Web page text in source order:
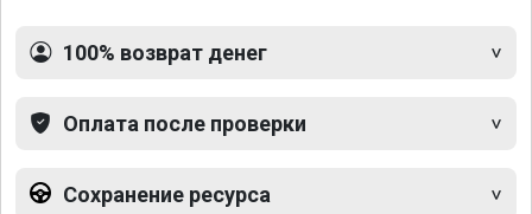
100% возврат денег
Оплата после проверки
Сохранение ресурса